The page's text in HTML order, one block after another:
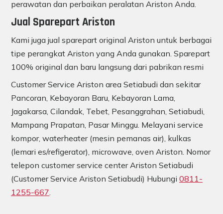
perawatan dan perbaikan peralatan Ariston Anda.
Jual Sparepart Ariston
Kami juga jual sparepart original Ariston untuk berbagai
tipe perangkat Ariston yang Anda gunakan. Sparepart
100% original dan baru langsung dari pabrikan resmi
Customer Service Ariston area Setiabudi dan sekitar
Pancoran, Kebayoran Baru, Kebayoran Lama,
Jagakarsa, Cilandak, Tebet, Pesanggrahan, Setiabudi,
Mampang Prapatan, Pasar Minggu. Melayani service
kompor, waterheater (mesin pemanas air), kulkas
(lemari es/refigerator), microwave, oven Ariston. Nomor
telepon customer service center Ariston Setiabudi
(Customer Service Ariston Setiabudi) Hubungi 0811-
1255-667.